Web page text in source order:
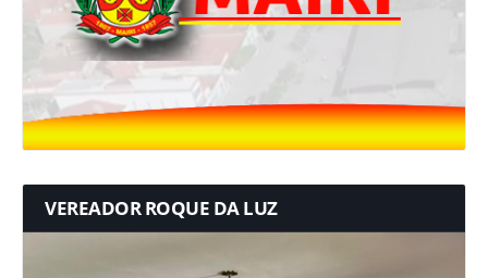
VEREADOR ROQUE DA LUZ